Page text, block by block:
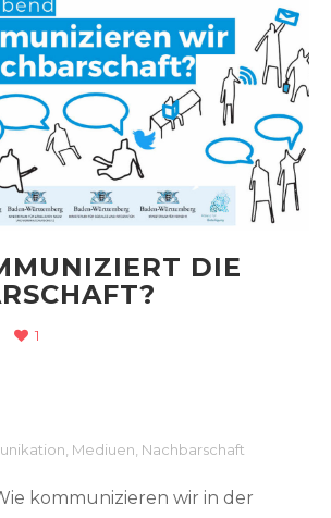
DIE
1
Mediuen Nachbarschaft
kommunizieren wir in der